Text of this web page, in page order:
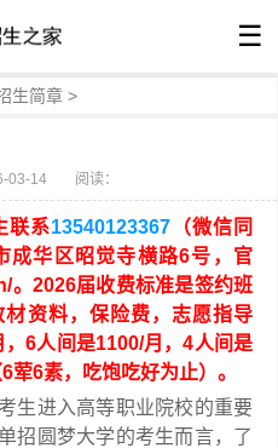
☰
生简章 >
03-14 阅读：
联系13540123367（微信同
成华区昭觉寺横路6号，官
。2026届收费标准是签约班
资料，保险费，志愿指导
6人间是1100/月，4人间是
荤6素，吃饱吃好为止）。
生进入高等职业院校的重要
招圆梦大学的考生而言，了